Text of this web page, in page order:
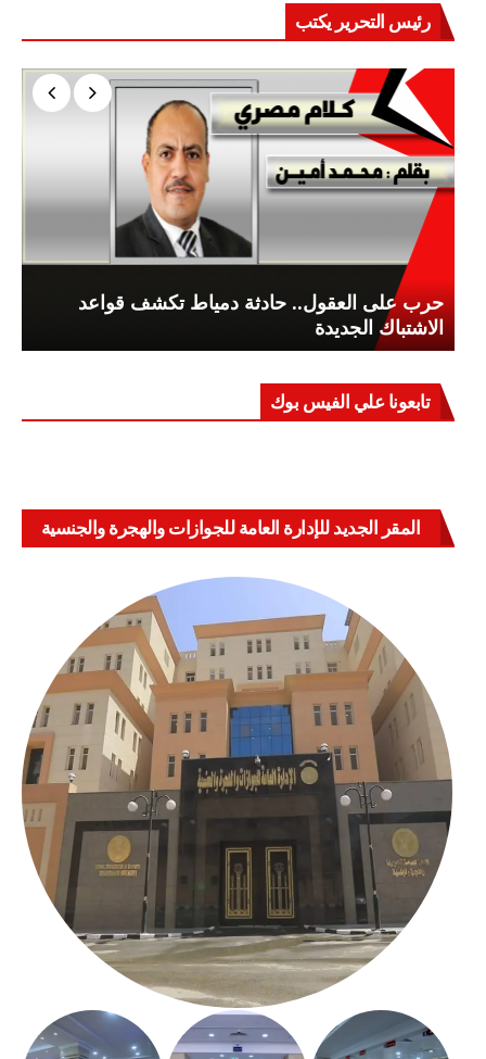
رئيس التحرير يكتب
حرب على العقول.. حادثة دمياط تكشف قواعد
الاشتباك الجديدة
تابعونا علي الفيس بوك
المقر الجديد للإدارة العامة للجوازات والهجرة والجنسية